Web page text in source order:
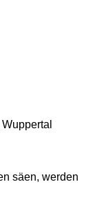
säen, werden